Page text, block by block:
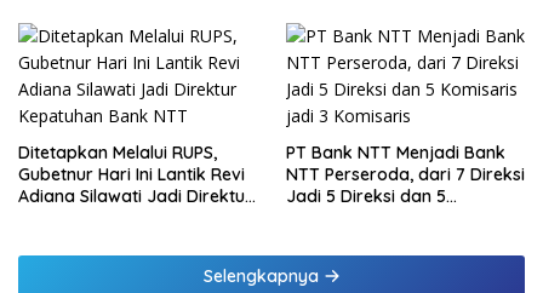
di Lampung dan Tinjau
Samsat Rajabasa
Daging Kurban
Ditetapkan Melalui RUPS,
Gubetnur Hari Ini Lantik Revi
Adiana Silawati Jadi Direktur
PT Bank NTT Menjadi Bank
NTT Perseroda, dari 7 Direksi
Jadi 5 Direksi dan 5
Selengkapnya